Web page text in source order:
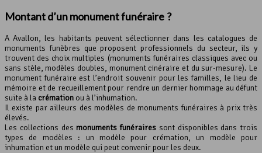
Montant d’unmonument funéraire ?
A Avallon, les habitants peuvent sélectionner dans les catalogues de
monuments funèbres que proposent professionnels du secteur, ils y
trouvent des choix multiples (monuments funéraires classiques avec ou
sans stèle, modèles doubles, monument cinéraire et du sur-mesure). Le
monument funéraire est l’endroit souvenir pour les familles, le lieu de
mémoire et de recueillement pour rendre un dernier hommage au défunt
suite à la crémation ou à l’inhumation.
Il existe par ailleurs des modèles de monuments funéraires à prix très
élevés.
Les collections des monuments funéraires sont disponibles dans trois
types de modèles : un modèle pour crémation, un modèle pour
inhumation et un modèle qui peut convenir pour les deux.